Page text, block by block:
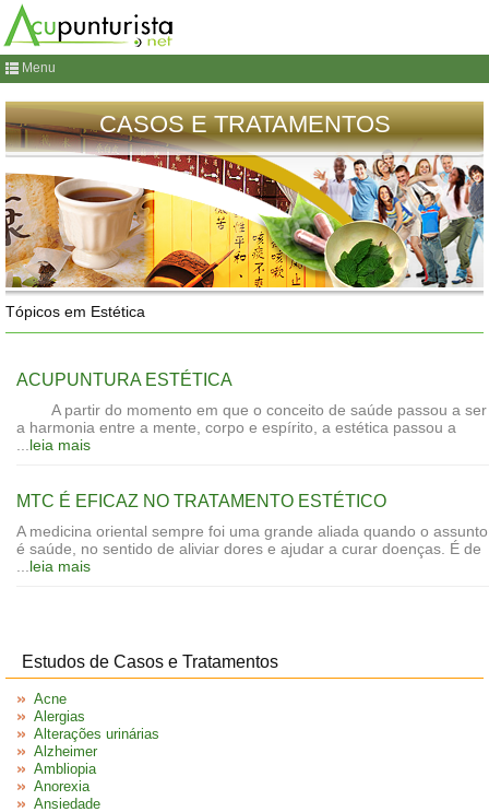
Menu
CASOS E TRATAMENTOS
Tópicos em Estética
ACUPUNTURA ESTÉTICA
A partir do momento em que o conceito de saúde passou a ser
a harmonia entre a mente, corpo e espírito, a estética passou a
leia mais
MTC É EFICAZ NO TRATAMENTO ESTÉTICO
A medicina oriental sempre foi uma grande aliada quando o assunto
é saúde, no sentido de aliviar dores e ajudar a curar doenças. É de
leia mais
Estudos de Casos e Tratamentos
Acne
Alergias
Alterações urinárias
Alzheimer
Ambliopia
Anorexia
Ansiedade